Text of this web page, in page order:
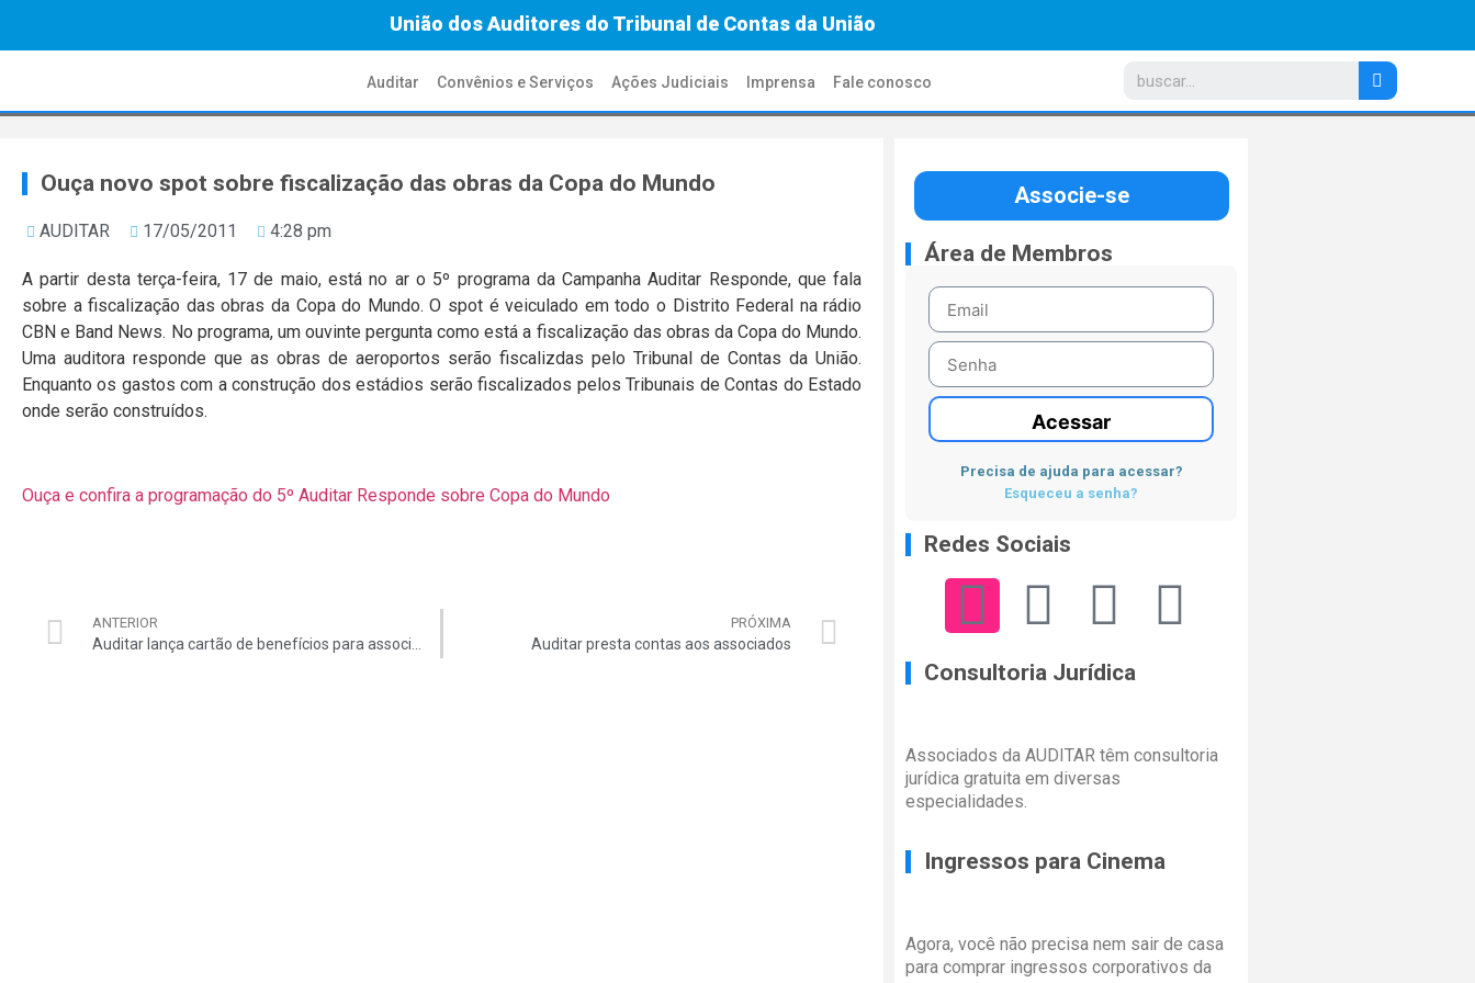
União dos Auditores do Tribunal de Contas da União
Auditar Convênios e Serviços Ações Judiciais Imprensa Fale conosco
Ouça novo spot sobre fiscalização das obras da Copa do Mundo
AUDITAR 17/05/2011 4:28 pm
A partir desta terça-feira, 17 de maio, está no ar o 5º programa da Campanha Auditar Responde, que fala
sobre a fiscalização das obras da Copa do Mundo. O spot é veiculado em todo o Distrito Federal na rádio
CBN e Band News. No programa, um ouvinte pergunta como está a fiscalização das obras da Copa do Mundo.
Uma auditora responde que as obras de aeroportos serão fiscalizdas pelo Tribunal de Contas da União.
Enquanto os gastos com a construção dos estádios serão fiscalizados pelos Tribunais de Contas do Estado
onde serão construídos.
Ouça e confira a programação do 5º Auditar Responde sobre Copa do Mundo
ANTERIOR PRÓXIMA
Auditar presta contas aos associados
Associe-se
Área de Membros
Acessar
Precisa de ajuda para acessar?
Esqueceu a senha?
Redes Sociais
Consultoria Jurídica
Associados da AUDITAR têm consultoria
jurídica gratuita em diversas
especialidades.
Ingressos para Cinema
Agora, você não precisa nem sair de casa
para comprar ingressos corporativos da